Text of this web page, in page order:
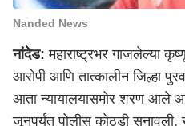
Nanded News
नांदेड: महाराष्ट्रभर गाजलेल्या
आरोपी आणि तात्कालीन जिल्हा
आता न्यायालयासमोर शरण आले
जूनपर्यंत पोलीस कोठडी